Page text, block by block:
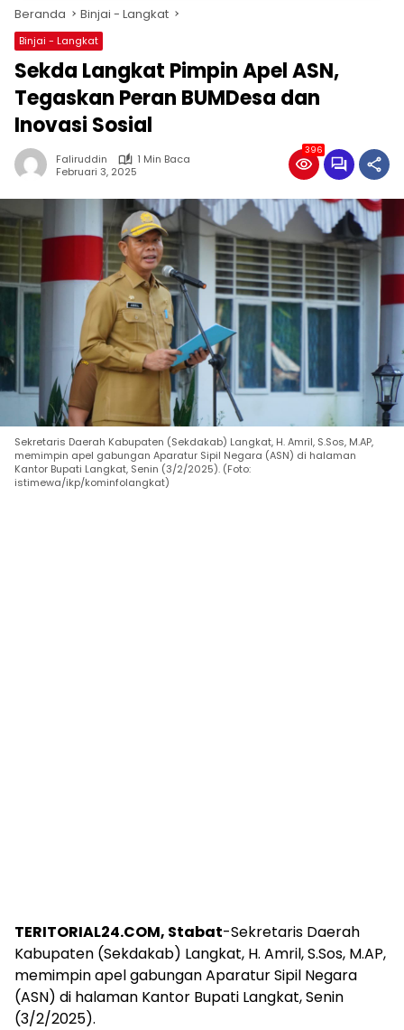
Beranda Binjai - Langkat
Binjai - Langkat
Sekda Langkat Pimpin Apel ASN,
Tegaskan Peran BUMDesa dan
Inovasi Sosial
Faliruddin
1 Min Baca
Februari 3, 2025
396
Sekretaris Daerah Kabupaten (Sekdakab) Langkat, H. Amril, S.Sos, M.AP,
memimpin apel gabungan Aparatur Sipil Negara (ASN) di halaman
Kantor Bupati Langkat, Senin (3/2/2025). (Foto:
istimewa/ikp/kominfolangkat)
TERITORIAL24.COM, Stabat-Sekretaris Daerah
Kabupaten (Sekdakab) Langkat, H. Amril, S.Sos, M.AP,
memimpin apel gabungan Aparatur Sipil Negara
(ASN) di halaman Kantor Bupati Langkat, Senin
(3/2/2025).